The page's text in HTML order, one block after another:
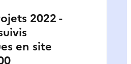
2022 -
en site